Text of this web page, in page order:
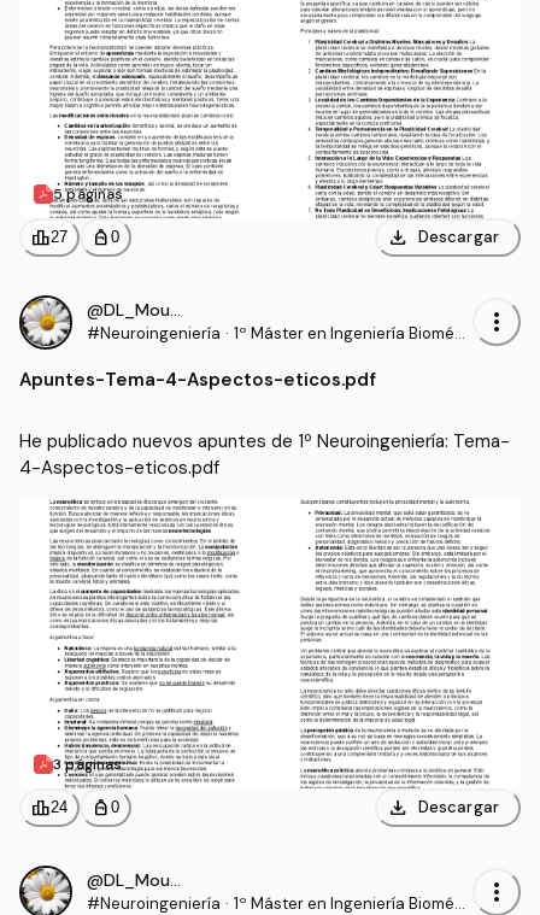
5 páginas
leaderboard27 personal_bag 0 download Descargar
@DL_Moura
#Neuroingeniería · 1º Máster en Ingeniería Biomédi
more_vert
Apuntes-Tema-4-Aspectos-eticos.pdf
He publicado nuevos apuntes de 1º Neuroingeniería: Tema-
4-Aspectos-eticos.pdf
3 páginas
leaderboard24 personal_bag 0 download Descargar
@DL_Moura
#Neuroingeniería · 1º Máster en Ingeniería Biomédi
more_vert